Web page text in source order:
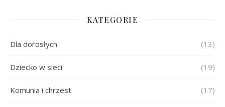
KATEGORIE
Dla dorosłych (13)
Dziecko w sieci (19)
Komunia i chrzest (17)